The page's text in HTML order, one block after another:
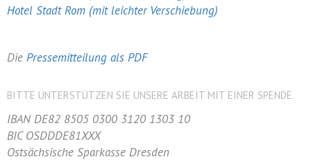
Hotel Stadt Rom (mit leichter Verschiebung)
Die Pressemitteilung als PDF
BITTE UNTERSTÜTZEN SIE UNSERE ARBEIT MIT EINER SPENDE.
IBAN DE82 8505 0300 3120 1303 10
BIC OSDDDE81XXX
Ostsächsische Sparkasse Dresden